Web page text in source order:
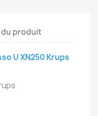
produit
U XN250 Krups